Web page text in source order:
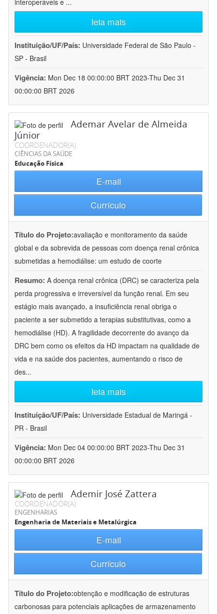
interoperáveis e ...
leia mais
Instituição/UF/País: Universidade Federal de São Paulo -
SP - Brasil
Vigência: Mon Dec 18 00:00:00 BRT 2023-Thu Dec 31
00:00:00 BRT 2026
Ademar Avelar de Almeida
Júnior
COORDENADOR(A)
CIÊNCIAS DA SAÚDE
Educação Física
E-mail
Currículo
Título do Projeto:avaliação e monitoramento da saúde
global e da sobrevida de pessoas com doença renal crônica
submetidas a hemodiálise: um estudo de coorte
Resumo: A doença renal crônica (DRC) se caracteriza pela
perda progressiva e irreversível da função renal. Em seu
estágio mais avançado, a insuficiência renal obriga o
paciente a ser submetido a terapias substitutivas, como a
hemodiálise (HD). A fragilidade decorrente do avanço da
DRC bem como os efeitos da HD impactam na qualidade de
vida e na saúde dos pacientes, aumentando o risco de
des...
leia mais
Instituição/UF/País: Universidade Estadual de Maringá -
PR - Brasil
Vigência: Mon Dec 04 00:00:00 BRT 2023-Thu Dec 31
00:00:00 BRT 2026
Ademir José Zattera
COORDENADOR(A)
ENGENHARIAS
Engenharia de Materiais e Metalúrgica
E-mail
Currículo
Título do Projeto:obtenção e modificação de estruturas
carbonosas para potenciais aplicações de armazenamento